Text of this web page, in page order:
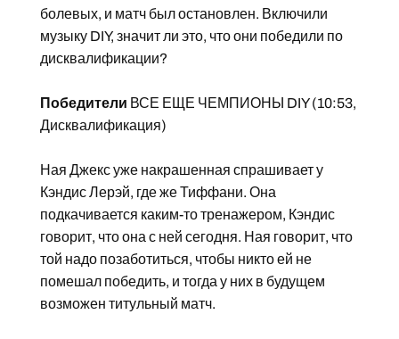
болевых, и матч был остановлен. Включили
музыку DIY, значит ли это, что они победили по
дисквалификации?
Победители ВСЕ ЕЩЕ ЧЕМПИОНЫ DIY (10:53,
Дисквалификация)
Ная Джекс уже накрашенная спрашивает у
Кэндис Лерэй, где же Тиффани. Она
подкачивается каким-то тренажером, Кэндис
говорит, что она с ней сегодня. Ная говорит, что
той надо позаботиться, чтобы никто ей не
помешал победить, и тогда у них в будущем
возможен титульный матч.